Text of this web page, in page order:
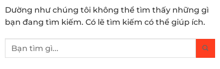
Dường như chúng tôi không thể tìm thấy những gì
bạn đang tìm kiếm. Có lẽ tìm kiếm có thể giúp ích.